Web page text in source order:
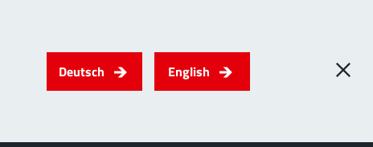
Deutsch English